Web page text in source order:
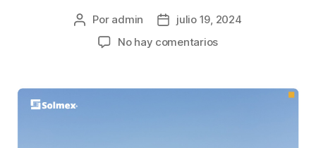
Por admin
julio 19, 2024
No hay comentarios